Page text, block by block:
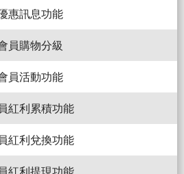
惠訊息功能
員購物分級
員活動功能
紅利累積功能
紅利兌換功能